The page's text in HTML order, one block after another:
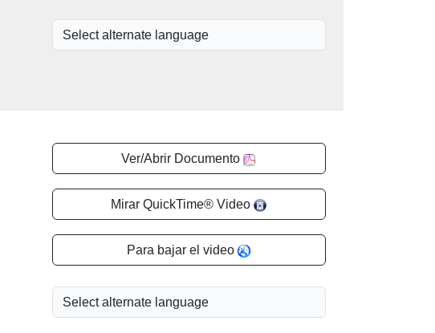
Ver/Abrir Documento
Mirar QuickTime® Video
Para bajar el video